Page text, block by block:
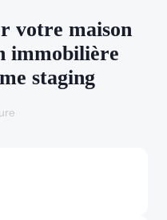
votre maison
immobilière
staging